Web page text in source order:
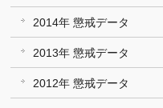
2014年 懲戒データ
2013年 懲戒データ
2012年 懲戒データ